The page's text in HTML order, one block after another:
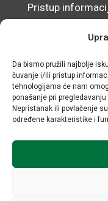
Da bismo pružili najbolje
čuvanje i/ili pristup
tehnologijama će nam
ponašanje pri
Nepristanak ili povlačenje
određene karakteristike i
Pristup
Izjava o
© IRMO –
OIB: